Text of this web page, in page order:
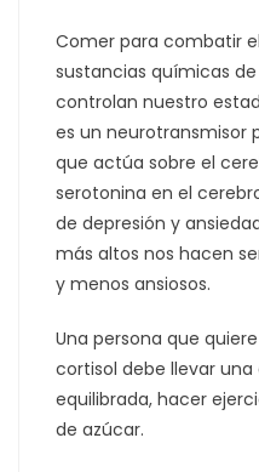
Comer para combatir
sustancias químicas
controlan nuestro
es un neurotransmisor
que actúa sobre el
serotonina en el
de depresión y
más altos nos hacen
y menos ansiosos.
Una persona que
cortisol debe llevar
equilibrada, hacer
de azúcar.